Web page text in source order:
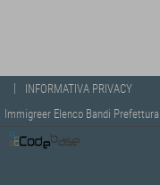
|
INFORMATIVA PRIVACY
Immigreer Elenco Bandi Prefettura